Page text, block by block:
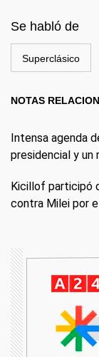
Se habló de
Superclásico
NOTAS
Intensa agenda
presidencial y
Kicillof participó
contra Milei por